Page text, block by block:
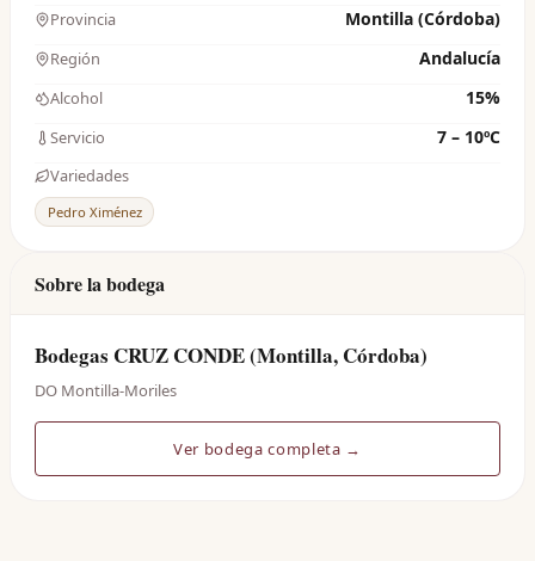
Provincia Montilla (Córdoba)
Región Andalucía
Alcohol 15%
Servicio 7 – 10ºC
Variedades
Pedro Ximénez
Sobre la bodega
Bodegas CRUZ CONDE (Montilla, Córdoba)
DO Montilla-Moriles
Ver bodega completa →